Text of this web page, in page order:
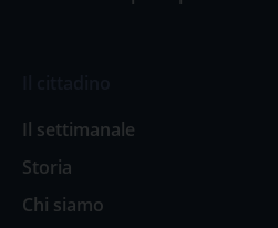
Il settimanale
Storia
Chi siamo